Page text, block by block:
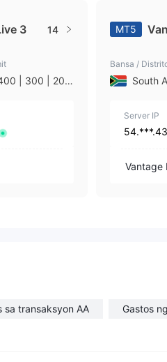
3 14
| 300 | 200
MT5
Bansa /
South
Server IP
54.***.43
Vantage
sa transaksyon AA Gastos